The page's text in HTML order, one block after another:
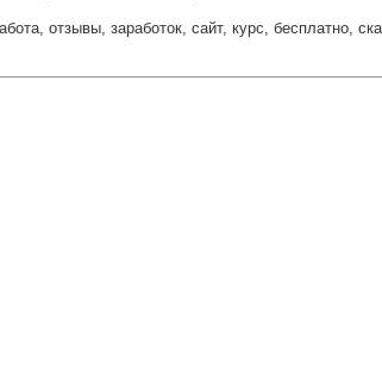
отзывы, заработок, сайт, курс, бесплатно,